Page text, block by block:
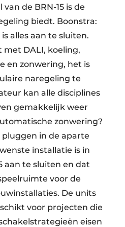
de BRN-15 is de
biedt. Boonstra:
alles aan te sluiten.
met DALI, koeling,
en zonwering, het is
naregeling te
kan alle disciplines
gemakkelijk weer
zonwering?
pluggen in de aparte
installatie is in
aan te sluiten en dat
voor de
De units
voor projecten die
eisen